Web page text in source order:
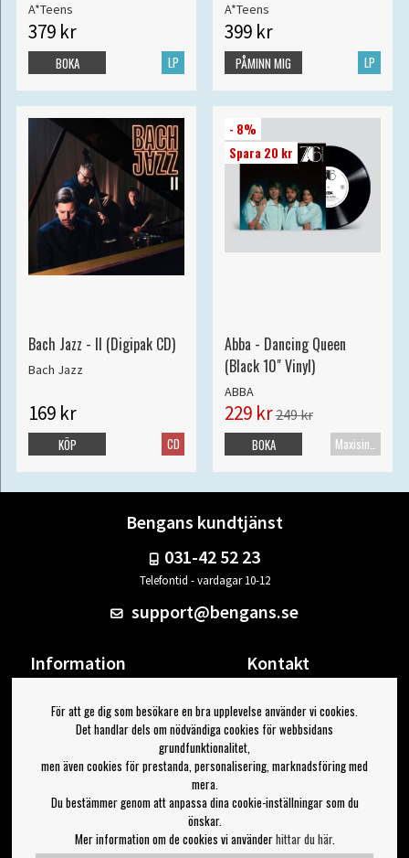
A*Teens
379 kr
LP
BOKA
A*Teens
399 kr
LP
PÅMINN MIG
Bach Jazz - II (Digipak CD)
Bach Jazz
169 kr
CD
KÖP
- 8%
Spara 20 kr
Abba - Dancing Queen
(Black 10" Vinyl)
ABBA
229 kr249 kr
Maxisingel
BOKA
Bengans kundtjänst
031-42 52 23
Telefontid - vardagar 10-12
support@bengans.se
Information
Om Bengans
FAQ / Köp- & Leveransvillkor
Kontakt
Din sida
Logga ut
Jag vill ha tips från Bengans
Inställningar för nyhetsbrev
För att ge dig som besökare en bra upplevelse använder vi cookies.
Det handlar dels om nödvändiga cookies för webbsidans
grundfunktionalitet,
men även cookies för prestanda, personalisering, marknadsföring med
mera.
Du bestämmer genom att anpassa dina cookie-inställningar som du
önskar.
Mer information om de cookies vi använderhittar du här.